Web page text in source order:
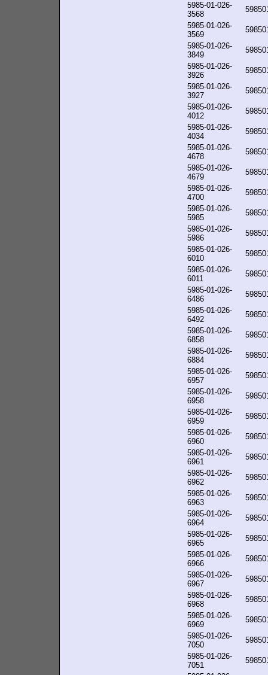
5985-01-026-
3568
5985-01-026-
3569
5985-01-026-
3849
5985-01-026-
3926
5985-01-026-
3927
5985-01-026-
4012
5985-01-026-
4034
5985-01-026-
4678
5985-01-026-
4679
5985-01-026-
4700
5985-01-026-
5985
5985-01-026-
5986
5985-01-026-
6010
5985-01-026-
6011
5985-01-026-
6486
5985-01-026-
6492
5985-01-026-
6858
5985-01-026-
6884
5985-01-026-
6957
5985-01-026-
6958
5985-01-026-
6959
5985-01-026-
6960
5985-01-026-
6961
5985-01-026-
6962
5985-01-026-
6963
5985-01-026-
6964
5985-01-026-
6965
5985-01-026-
6966
5985-01-026-
6967
5985-01-026-
6968
5985-01-026-
6969
5985-01-026-
7050
5985-01-026-
7051